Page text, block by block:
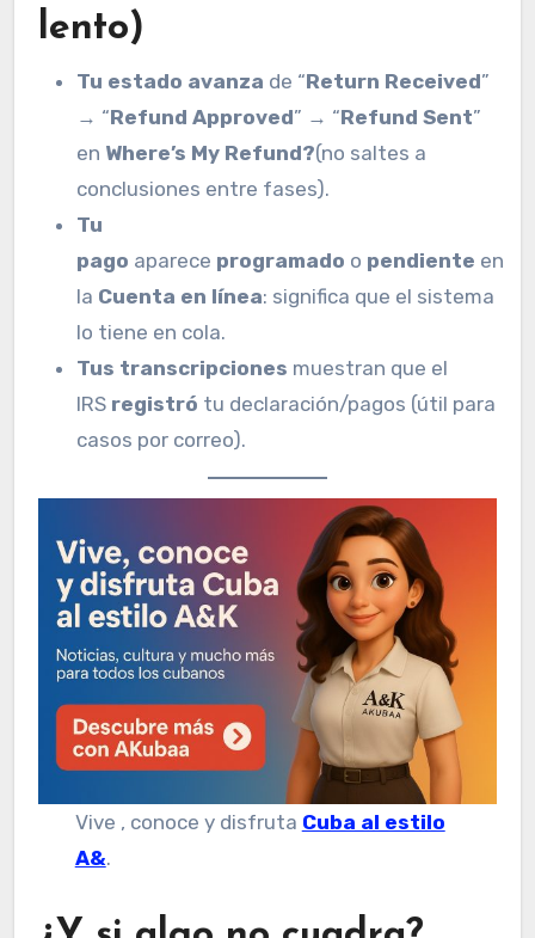
lento)
Tu estado avanza de “Return Received”
→ “Refund Approved” → “Refund Sent”
en Where’s My Refund?(no saltes a
conclusiones entre fases).
Tu
pago aparece programado o pendiente en
la Cuenta en línea: significa que el sistema
lo tiene en cola.
Tus transcripciones muestran que el
IRS registró tu declaración/pagos (útil para
casos por correo).
Vive , conoce y disfruta Cuba al estilo
A&.